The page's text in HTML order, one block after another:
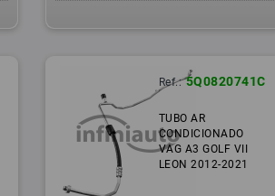
Ref.: 5Q0820741C
TUBO AR
CONDICIONADO
VAG A3 GOLF VII
LEON 2012-2021